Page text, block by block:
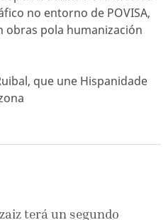
no entorno de POVISA,
obras pola humanización
que une Hispanidade
terá un segundo